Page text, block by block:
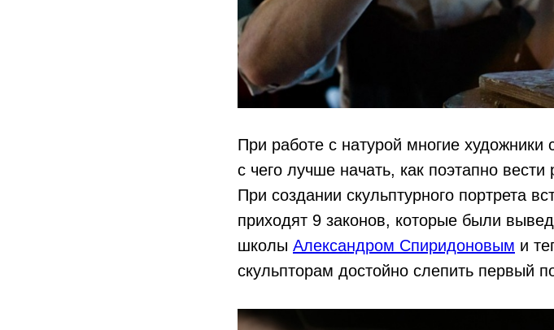
При работе с натурой многие
с чего лучше начать, как поэтапно
При создании скульптурного портрета
приходят 9 законов, которые были
школы Александром Спиридоновым и
скульпторам достойно слепить первый